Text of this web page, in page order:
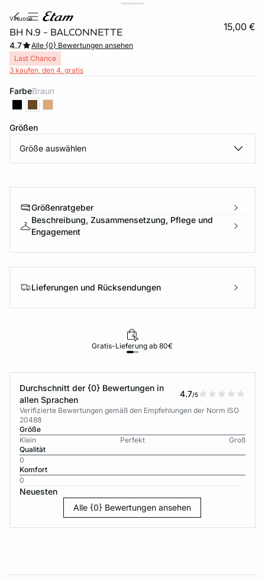
virtuose
BH N.9 - BALCONNETTE 15,00 €
4.7
Alle {0} Bewertungen ansehen
Last Chance
3 kaufen, den 4. gratis
Farbe braun
Größen
Größe auswählen
Größenratgeber
Beschreibung, Zusammensetzung, Pflege und
Engagement
Lieferungen und Rücksendungen
Gratis-Lieferung ab 80€
Durchschnitt der {0} Bewertungen in
allen Sprachen
4.7/5
Verifizierte Bewertungen gemäß den Empfehlungen der Norm ISO
20488
Größe
Klein
Perfekt
Groß
Qualität
0
Komfort
0
Neuesten
Alle {0} Bewertungen ansehen